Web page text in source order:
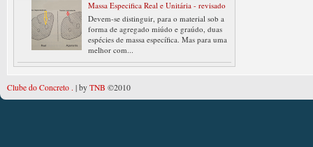
Massa Especifica Real e Unitária - revisado
Devem-se distinguir, para o material sob a
forma de agregado miúdo e graúdo, duas
espécies de massa específica. Mas para uma
melhor com...
Clube do Concreto . | by TNB ©2010